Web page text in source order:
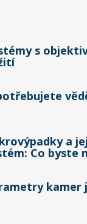
s
a
Co byste
kamer